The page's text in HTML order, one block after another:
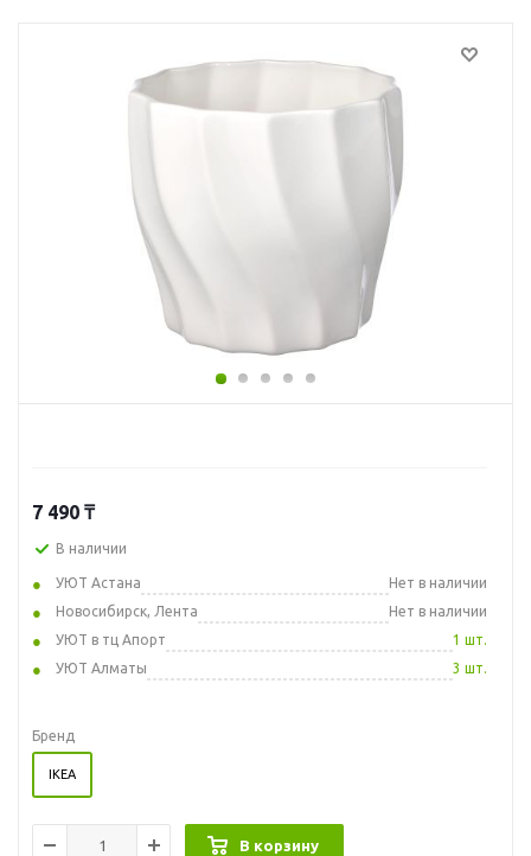
7 490 ₸
В наличии
УЮТ Астана
Нет в наличии
Новосибирск, Лента
Нет в наличии
УЮТ в тц Апорт
1 шт.
УЮТ Алматы
3 шт.
Бренд
IKEA
В корзину